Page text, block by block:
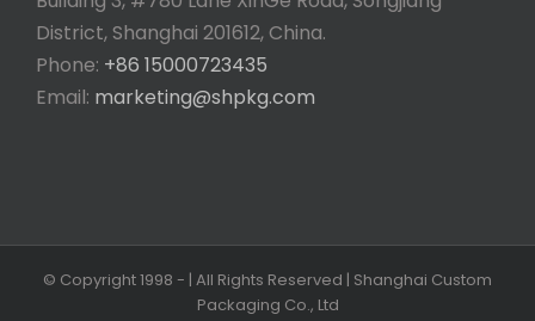
District, Shanghai 201612, China.
Phone: +86 15000723435
Email: marketing@shpkg.com
© Copyright 1998 - | All Rights Reserved | Shanghai Custom
Packaging Co., Ltd